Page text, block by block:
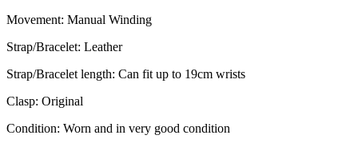
Movement: Manual Winding
Strap/Bracelet: Leather
Strap/Bracelet length: Can fit up to 19cm wrists
Clasp: Original
Condition: Worn and in very good condition